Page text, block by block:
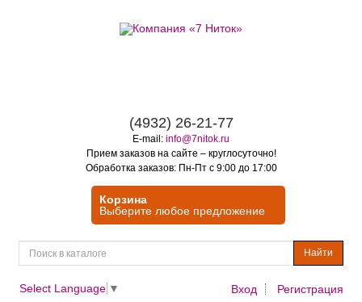
(4932) 26-21-77
E-mail: info@7nitok.ru
Прием заказов на сайте – круглосуточно!
Обработка заказов: Пн-Пт с 9:00 до 17:00
Корзина
Выберите любое предложение
Найти
Вход Регистрация
Select Language ▼